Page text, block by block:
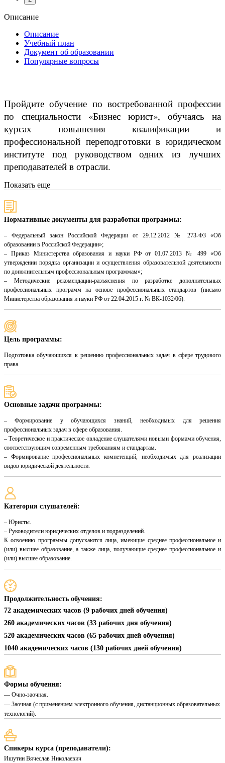
Описание
Описание
Учебный план
Документ об образовании
Популярные вопросы
Пройдите обучение по востребованной профессии
по специальности «Бизнес юрист», обучаясь на
курсах повышения квалификации и
профессиональной переподготовки в юридическом
институте под руководством одних из лучших
преподавателей в отрасли.
Показать еще
Нормативные документы для разработки программы:
– Федеральный закон Российской Федерации от 29.12.2012 № 273-ФЗ «Об
образовании в Российской Федерации»;
– Приказ Министерства образования и науки РФ от 01.07.2013 № 499 «Об
утверждении порядка организации и осуществления образовательной деятельности
по дополнительным профессиональным программам»;
– Методические рекомендации-разъяснения по разработке дополнительных
профессиональных программ на основе профессиональных стандартов (письмо
Министерства образования и науки РФ от 22.04.2015 г. № ВК-1032/06).
Цель программы:
Подготовка обучающихся к решению профессиональных задач в сфере трудового
права.
Основные задачи программы:
– Формирование у обучающихся знаний, необходимых для решения
профессиональных задач в сфере образования.
– Теоретическое и практическое овладение слушателями новыми формами обучения,
соответствующим современным требованиям и стандартам.
– Формирование профессиональных компетенций, необходимых для реализации
видов юридической деятельности.
Категория слушателей:
– Юристы.
– Руководители юридических отделов и подразделений.
К освоению программы допускаются лица, имеющие среднее профессиональное и
(или) высшее образование, а также лица, получающие среднее профессиональное и
(или) высшее образование.
Продолжительность обучения:
72 академических часов (9 рабочих дней обучения)
260 академических часов (33 рабочих дня обучения)
520 академических часов (65 рабочих дней обучения)
1040 академических часов (130 рабочих дней обучения)
Формы обучения:
— Очно-заочная.
— Заочная (с применением электронного обучения, дистанционных образовательных
технологий).
Спикеры курса (преподаватели):
Ишутин Вячеслав Николаевич